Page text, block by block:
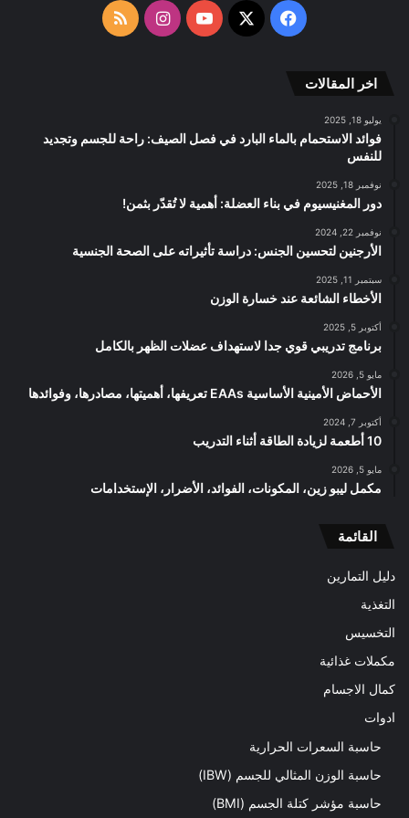
الموقع
فيسبوك
‫X
‫YouTubeانستقرامملخص
اخر المقالات
يوليو 18, 2025
فوائد الاستحمام بالماء البارد في فصل الصيف: راحة للجسم وتجديد
للنفس
نوفمبر 18, 2025
دور المغنيسيوم في بناء العضلة: أهمية لا تُقدّر بثمن!
نوفمبر 22, 2024
الأرجنين لتحسين الجنس: دراسة تأثيراته على الصحة الجنسية
سبتمبر 11, 2025
الأخطاء الشائعة عند خسارة الوزن
أكتوبر 5, 2025
برنامج تدريبي قوي جدا لاستهداف عضلات الظهر بالكامل
مايو 5, 2026
الأحماض الأمينية الأساسية EAAs تعريفها، أهميتها، مصادرها، وفوائدها
أكتوبر 7, 2024
10 أطعمة لزيادة الطاقة أثناء التدريب
مايو 5, 2026
مكمل ليبو زين، المكونات، الفوائد، الأضرار، الإستخدامات
القائمة
دليل التمارين
التغذية
التخسيس
مكملات غذائية
كمال الاجسام
ادوات
حاسبة السعرات الحرارية
حاسبة الوزن المثالي للجسم (IBW)
حاسبة مؤشر كتلة الجسم (BMI)